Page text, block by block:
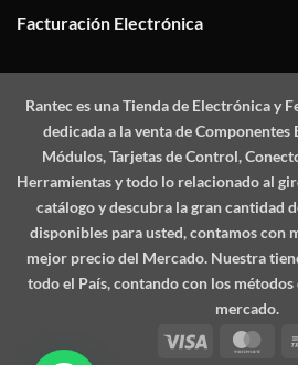
Facturación Electrónica
Ranteces una Tienda de Electrónica y
dedicada a la venta de Componentes
Módulos, Tarjetas de Control,
Herramientas y todo lo relacionado al
catálogo y descubra la gran cantidad
disponibles para usted, contamos con
mejor precio del Mercado. Nuestra
todo el País, contando con los métodos
mercado.
Visa